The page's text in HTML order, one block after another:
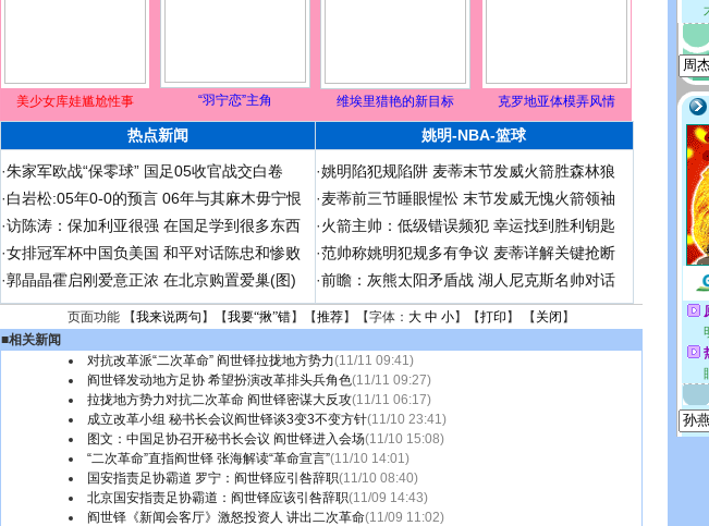
美少女库娃尴尬性事 “羽宁恋”主角 维埃里猎艳的新目标 克罗地亚体模弄风情
热点新闻 姚明-NBA-篮球
·朱家军欧战“保零球” 国足05收官战交白卷
·白岩松:05年0-0的预言 06年与其麻木毋宁恨
·访陈涛：保加利亚很强 在国足学到很多东西
·女排冠军杯中国负美国 和平对话陈忠和惨败
·郭晶晶霍启刚爱意正浓 在北京购置爱巢(图)
·姚明陷犯规陷阱 麦蒂末节发威火箭胜森林狼
·麦蒂前三节睡眼惺忪 末节发威无愧火箭领袖
·火箭主帅：低级错误频犯 幸运找到胜利钥匙
·范帅称姚明犯规多有争议 麦蒂详解关键抢断
·前瞻：灰熊太阳矛盾战 湖人尼克斯名帅对话
页面功能 【我来说两句 】【我要“揪”错】【推荐】【字体： 大 中 小】【打印 】 【 关闭 】
■相关新闻
对抗改革派“二次革命” 阎世铎拉拢地方势力(11/11 09:41)
阎世铎发动地方足协 希望扮演改革排头兵角色(11/11 09:27)
拉拢地方势力对抗二次革命 阎世铎密谋大反攻(11/11 06:17)
成立改革小组 秘书长会议阎世铎谈3变3不变方针(11/10 23:41)
图文：中国足协召开秘书长会议 阎世铎进入会场(11/10 15:08)
“二次革命”直指阎世铎 张海解读“革命宣言”(11/10 14:01)
国安指责足协霸道 罗宁：阎世铎应引咎辞职(11/10 08:40)
北京国安指责足协霸道：阎世铎应该引咎辞职(11/09 14:43)
阎世铎《新闻会客厅》激怒投资人 讲出二次革命(11/09 11:02)